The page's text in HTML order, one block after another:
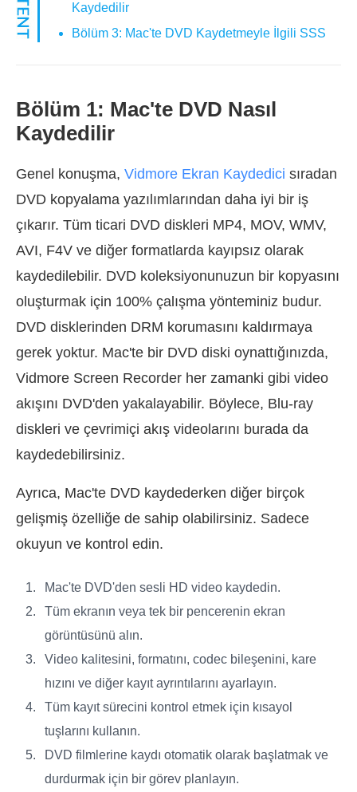
Kaydedilir
Bölüm 3: Mac'te DVD Kaydetmeyle İlgili SSS
Bölüm 1: Mac'te DVD Nasıl
Kaydedilir
Genel konuşma, Vidmore Ekran Kaydedici sıradan
DVD kopyalama yazılımlarından daha iyi bir iş
çıkarır. Tüm ticari DVD diskleri MP4, MOV, WMV,
AVI, F4V ve diğer formatlarda kayıpsız olarak
kaydedilebilir. DVD koleksiyonunuzun bir kopyasını
oluşturmak için 100% çalışma yönteminiz budur.
DVD disklerinden DRM korumasını kaldırmaya
gerek yoktur. Mac'te bir DVD diski oynattığınızda,
Vidmore Screen Recorder her zamanki gibi video
akışını DVD'den yakalayabilir. Böylece, Blu-ray
diskleri ve çevrimiçi akış videolarını burada da
kaydedebilirsiniz.
Ayrıca, Mac'te DVD kaydederken diğer birçok
gelişmiş özelliğe de sahip olabilirsiniz. Sadece
okuyun ve kontrol edin.
Mac'te DVD'den sesli HD video kaydedin.
Tüm ekranın veya tek bir pencerenin ekran
görüntüsünü alın.
Video kalitesini, formatını, codec bileşenini, kare
hızını ve diğer kayıt ayrıntılarını ayarlayın.
Tüm kayıt sürecini kontrol etmek için kısayol
tuşlarını kullanın.
DVD filmlerine kaydı otomatik olarak başlatmak ve
durdurmak için bir görev planlayın.